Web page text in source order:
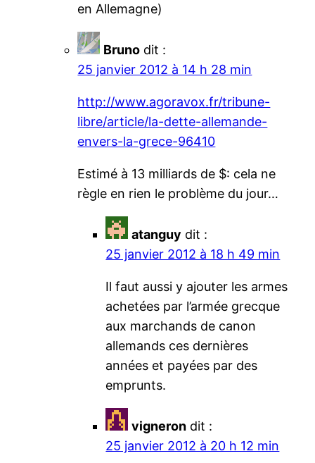
en Allemagne)
Bruno dit :
25 janvier 2012 à 14 h 28 min
http://www.agoravox.fr/tribune-
libre/article/la-dette-allemande-
envers-la-grece-96410
Estimé à 13 milliards de $: cela ne
règle en rien le problème du jour…
atanguy dit :
25 janvier 2012 à 18 h 49 min
Il faut aussi y ajouter les armes
achetées par l’armée grecque
aux marchands de canon
allemands ces dernières
années et payées par des
emprunts.
vigneron dit :
25 janvier 2012 à 20 h 12 min